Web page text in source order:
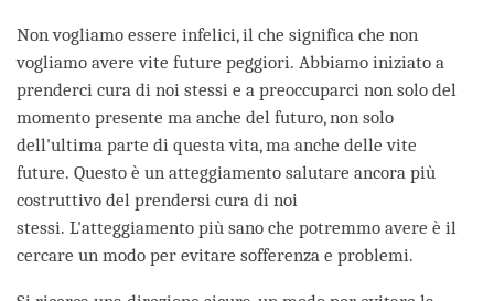
Non vogliamo essere infelici, il che significa che non
vogliamo avere vite future peggiori. Abbiamo iniziato a
prenderci cura di noi stessi e a preoccuparci non solo del
momento presente ma anche del futuro, non solo
dell'ultima parte di questa vita, ma anche delle vite
future. Questo è un atteggiamento salutare ancora più
costruttivo del prendersi cura di noi
stessi. L'atteggiamento più sano che potremmo avere è il
cercare un modo per evitare sofferenza e problemi.